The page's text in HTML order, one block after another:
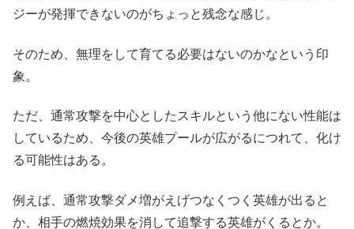
ジーが発揮できないのがちょっと残念な感じ。
そのため、無理をして育てる必要はないのかなという印
象。
ただ、通常攻撃を中心としたスキルという他にない性能は
しているため、今後の英雄プールが広がるにつれて、化け
る可能性はある。
例えば、通常攻撃ダメ増がえげつなくつく英雄が出ると
か、相手の燃焼効果を消して追撃する英雄がくるとか。